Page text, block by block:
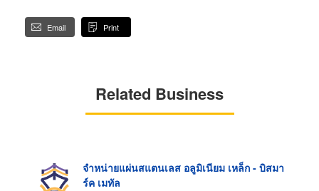
Email Print
Related Business
จำหน่ายแผ่นสแตนเลส อลูมิเนียม เหล็ก - บิสมา
ร์ค เมทัล